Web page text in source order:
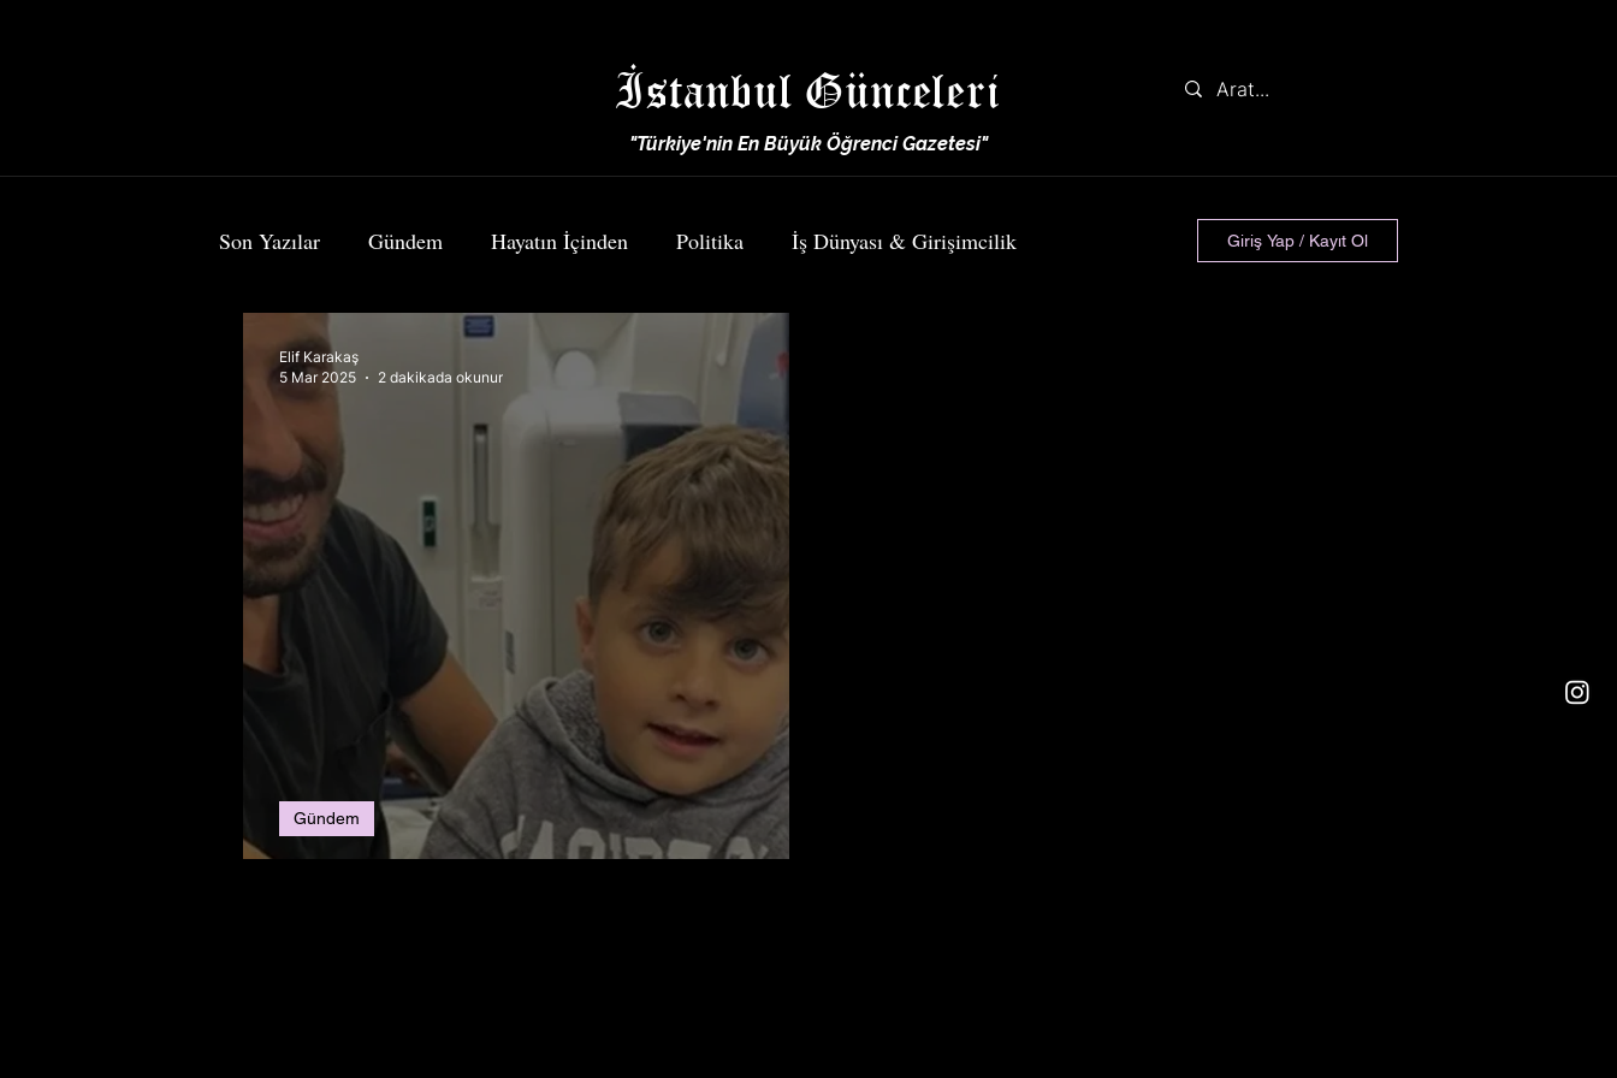
İstanbul Günceleri
"Türkiye'nin En Büyük Öğrenci Gazetesi"
Son Yazılar Gündem Hayatın İçinden Politika İş Dünyası & Girişimcilik
Bilim & Teknoloji Sanat Yemek & Seyahat
Giriş Yap / Kayıt Ol
Dört Çocuğa Mucizevi Gen Tedavisi
Gündem
Elif Karakaş
5 Mar 2025
2 dakikada okunur